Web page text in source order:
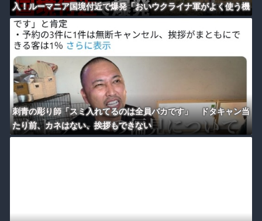
入！ルーマニア国境付近で爆発「おいウクライナ軍がよく使う機
種だぞ」
刺青の彫り師「スミ入れてるのは全員バカです」 ドタキャン当
たり前、カネはない、挨拶もできない